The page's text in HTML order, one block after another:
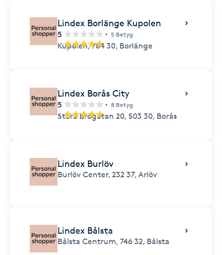
Lindex Borlänge Kupolen
5 5 Betyg
Kupolen,784 30, Borlänge
Lindex Borås City
5 8 Betyg
Stora Brogatan 20, 503 30, Borås
Lindex Burlöv
Burlöv Center, 232 37, Arlöv
Lindex Bålsta
Bålsta Centrum, 746 32, Bålsta